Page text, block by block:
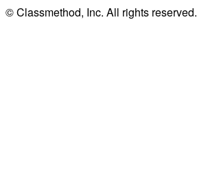
© Classmethod, Inc. All rights reserved.